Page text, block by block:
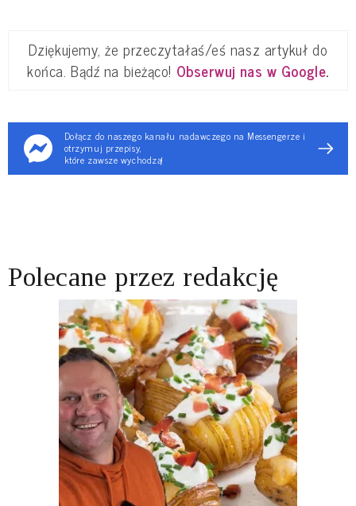
Dziękujemy, że przeczytałaś/eś nasz artykuł do
końca. Bądź na bieżąco! Obserwuj nas w Google.
Dołącz do naszego kanału nadawczego na Messengerze i
otrzymuj przepisy,
które zawsze wychodzą!
Polecane przez redakcję